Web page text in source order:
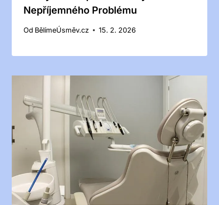
Nepříjemného Problému
Od BělímeÚsměv.cz 15. 2. 2026